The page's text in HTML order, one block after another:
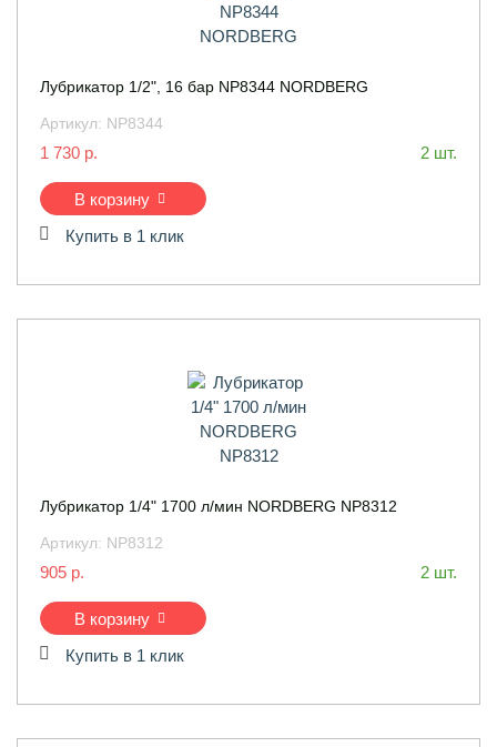
Лубрикатор 1/2", 16 бар NP8344 NORDBERG
Артикул: NP8344
1 730 р. 2 шт.
В корзину
Купить в 1 клик
Лубрикатор 1/4" 1700 л/мин NORDBERG NP8312
Артикул: NP8312
905 р. 2 шт.
В корзину
Купить в 1 клик